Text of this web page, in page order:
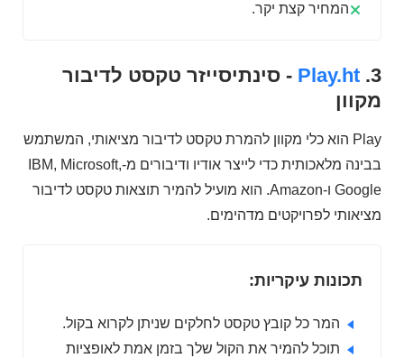
המחיר קצת יקר.
3.
Play.ht - סינתיסייזר טקסט לדיבור
מקוון
Play הוא כלי מקוון להמרת טקסט לדיבור מציאותי, המשתמש
בבינה מלאכותית כדי לייצר אודיו ודיבורים מ-IBM, Microsoft,
Google ו-Amazon. הוא מועיל להמיר תוצאות טקסט לדיבור
מציאותי לפרויקטים מדהימים.
תכונות עיקריות:
המר כל קובץ טקסט לחלקים שניתן לקרוא בקול.
תוכל להמיר את הקול שלך בזמן אמת לאופציות